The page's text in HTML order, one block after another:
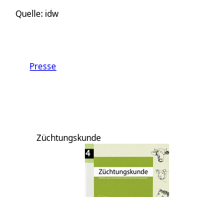
Quelle: idw
Presse
Züchtungskunde